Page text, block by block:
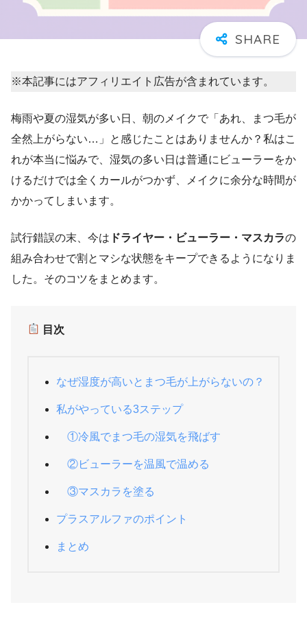
※本記事にはアフィリエイト広告が含まれています。
梅雨や夏の湿気が多い日、朝のメイクで「あれ、まつ毛が
全然上がらない…」と感じたことはありませんか？私はこ
れが本当に悩みで、湿気の多い日は普通にビューラーをか
けるだけでは全くカールがつかず、メイクに余分な時間が
かかってしまいます。
試行錯誤の末、今は ドライヤー・ビューラー・マスカラの
組み合わせで割とマシな状態をキープできるようになりま
した。そのコツをまとめます。
目次
なぜ湿度が高いとまつ毛が上がらないの？
私がやっている3ステップ
①冷風でまつ毛の湿気を飛ばす
②ビューラーを温風で温める
③マスカラを塗る
プラスアルファのポイント
まとめ